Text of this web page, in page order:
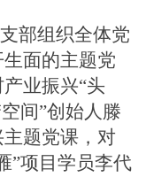
部组织全体党
生面的主题党
业振兴“头
间”创始人滕
题党课，对
”项目学员李代